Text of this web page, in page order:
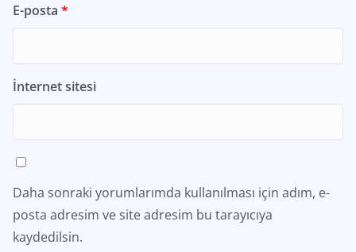
E-posta *
İnternet sitesi
Daha sonraki yorumlarımda kullanılması için adım, e-
posta adresim ve site adresim bu tarayıcıya
kaydedilsin.